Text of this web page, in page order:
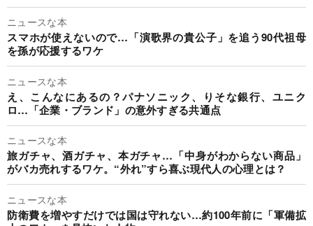
ニュースな本
スマホが使えないので…「演歌界の貴公子」を追う90代祖母
を孫が応援するワケ
ニュースな本
え、こんなにあるの？パナソニック、りそな銀行、ユニク
ロ…「企業・ブランド」の意外すぎる共通点
ニュースな本
旅ガチャ、酒ガチャ、本ガチャ…「中身がわからない商品」
がバカ売れするワケ。“外れ”すら喜ぶ現代人の心理とは？
ニュースな本
防衛費を増やすだけでは国は守れない…約100年前に「軍備拡